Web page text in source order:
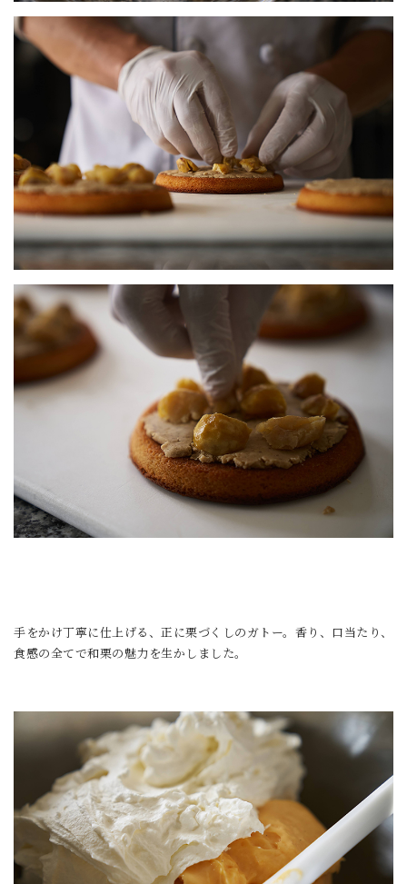
手をかけ丁寧に仕上げる、正に栗づくしのガトー。香り、口当たり、
食感の全てで和栗の魅力を生かしました。